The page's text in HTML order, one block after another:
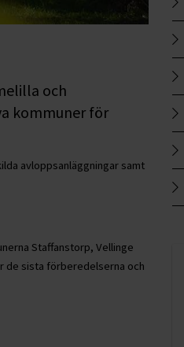
och
kommuner för
avloppsanläggningar samt
Staffanstorp, Vellinge
de sista förberedelserna och